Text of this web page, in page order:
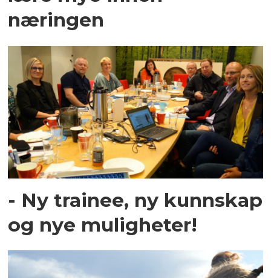
næringen
- Ny trainee, ny kunnskap
og nye muligheter!